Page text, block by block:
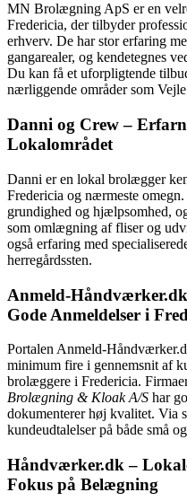
MN Brolægning ApS er en
Fredericia, der tilbyder
erhverv. De har stor erfaring
gangarealer, og kendetegnes
Du kan få et uforpligtende
nærliggende områder som
Danni og Crew –
Lokalområdet
Danni er en lokal brolægger
Fredericia og nærmeste
grundighed og hjælpsomhed,
som omlægning af fliser og
også erfaring med
herregårdssten.
Anmeld-
Gode Anmeldelser i
Portalen Anmeld-
minimum fire i gennemsnit af
brolæggere i Fredericia.
Brolægning & Kloak A/S har
dokumenterer høj kvalitet. Via
kundeudtalelser på både små
Håndværker.dk –
Fokus på Belægning